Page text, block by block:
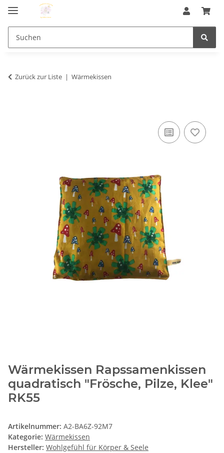
Zurück zur Liste Wärmekissen
Wärmekissen Rapssamenkissen
quadratisch "Frösche, Pilze, Klee"
RK55
Artikelnummer: A2-BA6Z-92M7
Kategorie: Wärmekissen
Hersteller: Wohlgefühl für Körper & Seele